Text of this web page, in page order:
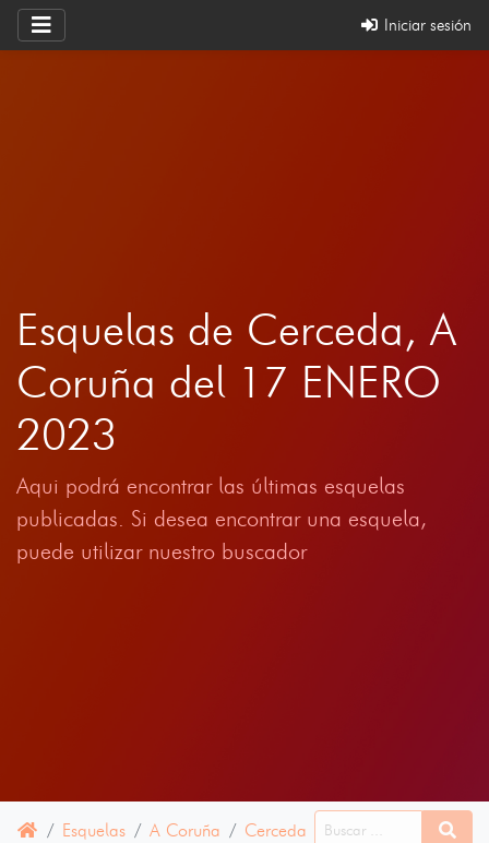
Iniciar sesión
Esquelas de Cerceda, A
Coruña del 17 ENERO
2023
Aqui podrá encontrar las últimas esquelas
publicadas. Si desea encontrar una esquela,
puede utilizar nuestro buscador
Esquelas A Coruña Cerceda 17 ENERO 2023